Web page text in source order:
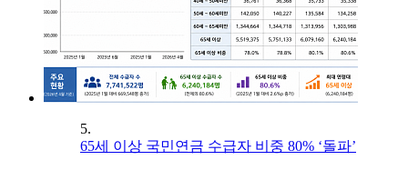
5.
65세 이상 국민연금 수급자 비중 80% ‘돌파’